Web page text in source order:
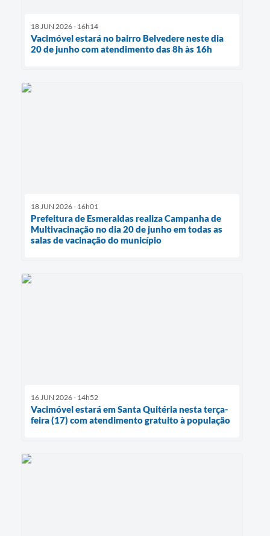
18 JUN 2026 - 16h14
Vacimóvel estará no bairro Belvedere neste dia
20 de junho com atendimento das 8h às 16h
18 JUN 2026 - 16h01
Prefeitura de Esmeraldas realiza Campanha de
Multivacinação no dia 20 de junho em todas as
salas de vacinação do município
16 JUN 2026 - 14h52
Vacimóvel estará em Santa Quitéria nesta terça-
feira (17) com atendimento gratuito à população